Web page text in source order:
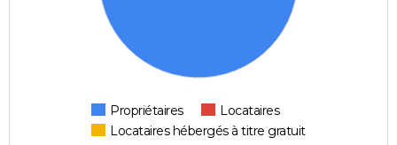
Propriétaires
Locataires
Locataires hébergés à titre gratuit